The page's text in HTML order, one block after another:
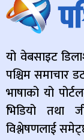
यो वेबसाइट
पश्चिम समाचार
भाषाको यो
भिडियो तथा
विश्लेषणलाई